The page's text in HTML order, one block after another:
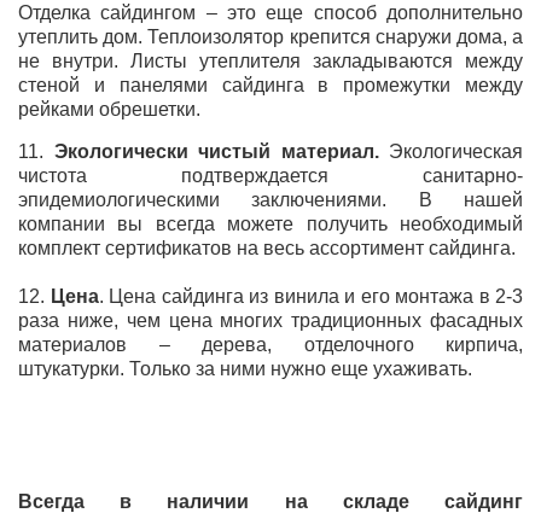
Отделка сайдингом – это еще способ дополнительно
утеплить дом. Теплоизолятор крепится снаружи дома, а
не внутри. Листы утеплителя закладываются между
стеной и панелями сайдинга в промежутки между
рейками обрешетки.
11. Экологически чистый материал.Экологическая
чистота подтверждается санитарно-
эпидемиологическими заключениями. В нашей
компании вы всегда можете получить необходимый
комплект сертификатов на весь ассортимент сайдинга.
12. Цена. Цена сайдинга из винила и его монтажа в 2-3
раза ниже, чем цена многих традиционных фасадных
материалов – дерева, отделочного кирпича,
штукатурки. Только за ними нужно еще ухаживать.
Всегда в наличии на складе сайдинг